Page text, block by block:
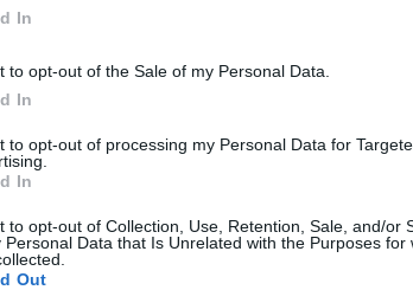
In
to opt-out of the Sale of my Personal Data.
In
to opt-out of processing my Personal Data for
In
to opt-out of Collection, Use, Retention, Sale, and/or
Personal Data that Is Unrelated with the Purposes for
Out